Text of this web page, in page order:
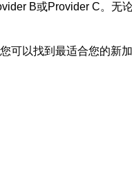
B或Provider C。无
可以找到最适合您的新加